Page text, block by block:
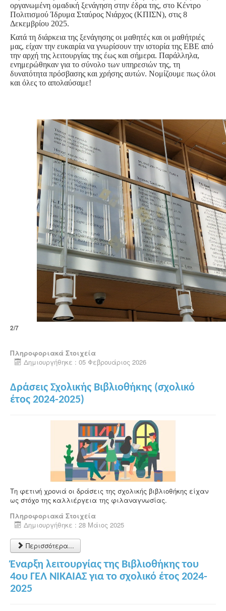
οργανωμένη ομαδική ξενάγηση στην έδρα της, στο Κέντρο
Πολιτισμού Ίδρυμα Σταύρος Νιάρχος (ΚΠΙΣΝ), στις 8
Δεκεμβρίου 2025.
Κατά τη διάρκεια της ξενάγησης οι μαθητές και οι μαθήτριές
μας, είχαν την ευκαιρία να γνωρίσουν την ιστορία της ΕΒΕ από
την αρχή της λειτουργίας της έως και σήμερα. Παράλληλα,
ενημερώθηκαν για το σύνολο των υπηρεσιών της, τη
δυνατότητα πρόσβασης και χρήσης αυτών. Νομίζουμε πως όλοι
και όλες το απολαύσαμε!
2/7
Πληροφοριακά Στοιχεία
Δημιουργήθηκε : 05 Φεβρουάριος 2026
Δράσεις Σχολικής Βιβλιοθήκης (σχολικό
έτος 2024-2025)
Τη φετινή χρονιά οι δράσεις της σχολικής βιβλιοθήκης είχαν
ως στόχο της καλλιέργεια της φιλαναγνωσίας.
Πληροφοριακά Στοιχεία
Δημιουργήθηκε : 28 Μάιος 2025
Περισσότερα...
Έναρξη λειτουργίας της Βιβλιοθήκης του
4ου ΓΕΛ ΝΙΚΑΙΑΣ για το σχολικό έτος 2024-
2025